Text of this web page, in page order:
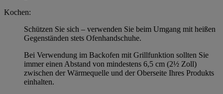
Kochen:
Schützen Sie sich – verwenden Sie beim Umgang mit heißen
Gegenständen stets Ofenhandschuhe.
Bei Verwendung im Backofen mit Grillfunktion sollten Sie
immer einen Abstand von mindestens 6,5 cm (2½ Zoll)
zwischen der Wärmequelle und der Oberseite Ihres Produkts
einhalten.